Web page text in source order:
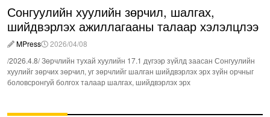
Сонгуулийн хуулийн зөрчил, шалгах,
шийдвэрлэх ажиллагааны талаар хэлэлцлээ
MPress
2026/04/08
/2026.4.8/ Зөрчлийн тухай хуулийн 17.1 дүгээр зүйлд заасан Сонгуулийн
хуулийг зөрчих зөрчил, уг зөрчлийг шалган шийдвэрлэх эрх зүйн орчныг
боловсронгуй болгох талаар шалгах, шийдвэрлэх эрх